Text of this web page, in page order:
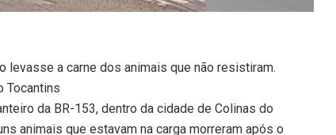
levasse a carne dos animais que não resistiram.
Tocantins
da BR-153, dentro da cidade de Colinas do
animais que estavam na carga morreram após o